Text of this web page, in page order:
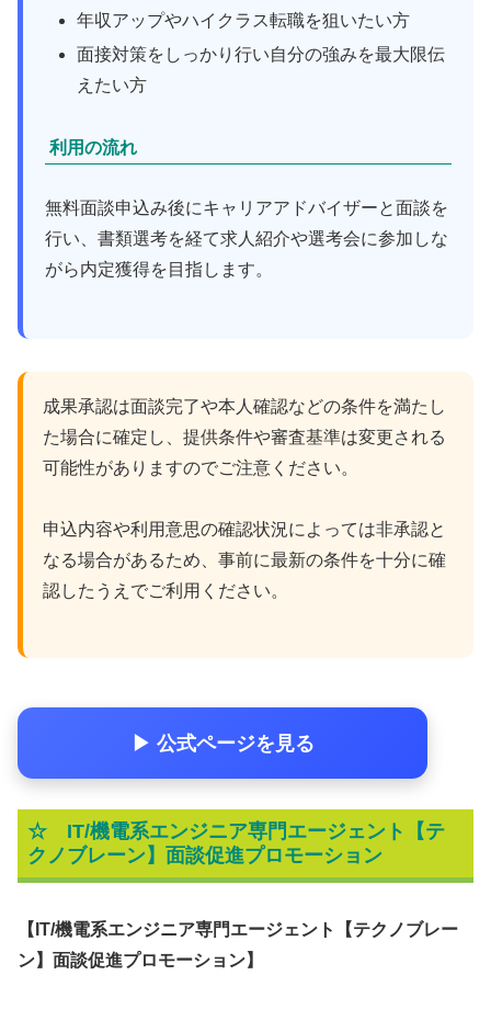
年収アップやハイクラス転職を狙いたい方
面接対策をしっかり行い自分の強みを最大限伝
えたい方
利用の流れ
無料面談申込み後にキャリアアドバイザーと面談を
行い、書類選考を経て求人紹介や選考会に参加しな
がら内定獲得を目指します。
成果承認は面談完了や本人確認などの条件を満たし
た場合に確定し、提供条件や審査基準は変更される
可能性がありますのでご注意ください。
申込内容や利用意思の確認状況によっては非承認と
なる場合があるため、事前に最新の条件を十分に確
認したうえでご利用ください。
▶ 公式ページを見る
☆ IT/機電系エンジニア専門エージェント【テ
クノブレーン】面談促進プロモーション
【IT/機電系エンジニア専門エージェント【テクノブレー
ン】面談促進プロモーション】